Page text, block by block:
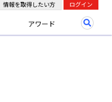
アワード
情報を取得したい方 ログイン